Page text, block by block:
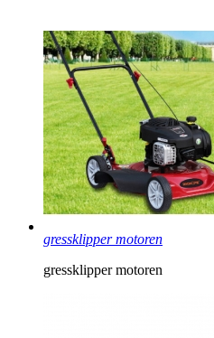
gressklipper motoren
gressklipper motoren